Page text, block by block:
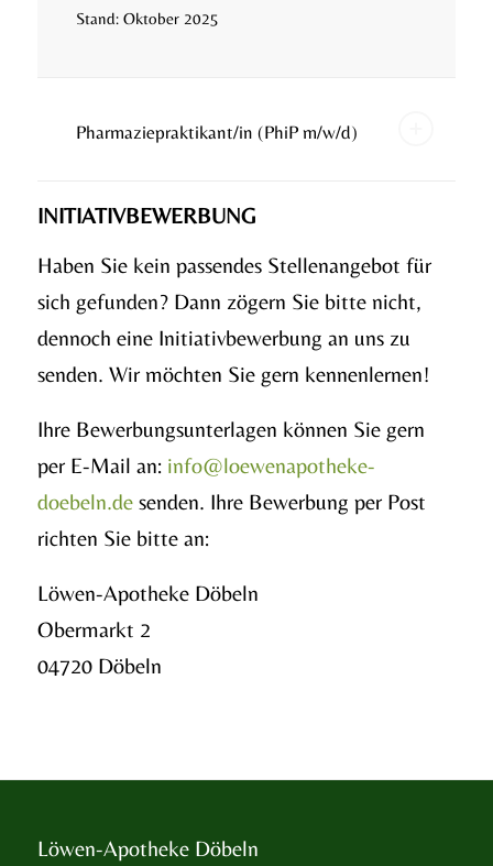
Stand: Oktober 2025
Pharmaziepraktikant/in (PhiP m/w/d)
INITIATIVBEWERBUNG
Haben Sie kein passendes Stellenangebot für
sich gefunden? Dann zögern Sie bitte nicht,
dennoch eine Initiativbewerbung an uns zu
senden. Wir möchten Sie gern kennenlernen!
Ihre Bewerbungsunterlagen können Sie gern
per E-Mail an: info@loewenapotheke-
doebeln.desenden. Ihre Bewerbung per Post
richten Sie bitte an:
Löwen-Apotheke Döbeln
Obermarkt 2
04720 Döbeln
Löwen-Apotheke Döbeln